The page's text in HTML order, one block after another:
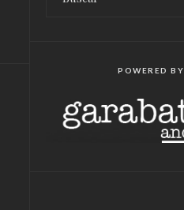
POWERED BY